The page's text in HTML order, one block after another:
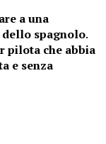
a una
spagnolo.
pilota che abbia
e senza